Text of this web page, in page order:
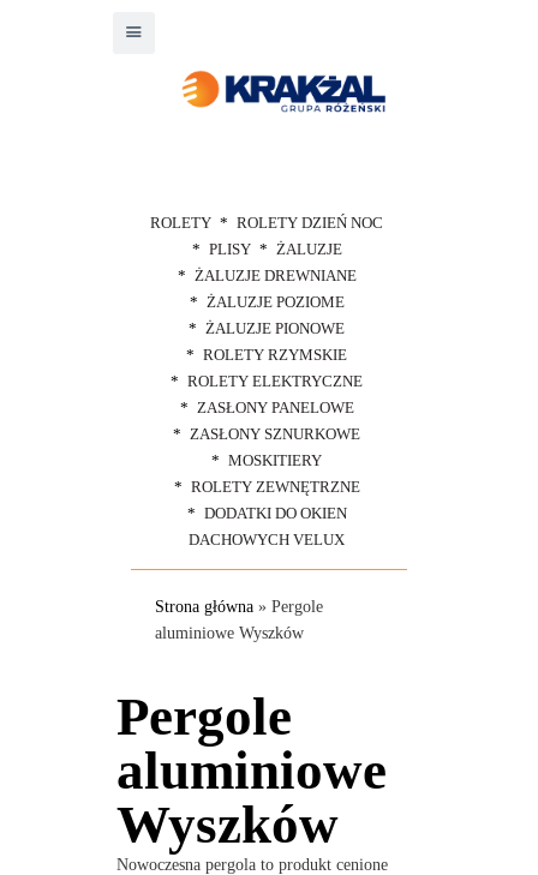
ROLETY
ROLETY DZIEŃ NOC
PLISY
ŻALUZJE
ŻALUZJE DREWNIANE
ŻALUZJE POZIOME
ŻALUZJE PIONOWE
ROLETY RZYMSKIE
ROLETY ELEKTRYCZNE
ZASŁONY PANELOWE
ZASŁONY SZNURKOWE
MOSKITIERY
ROLETY ZEWNĘTRZNE
DODATKI DO OKIEN
DACHOWYCH VELUX
Strona główna » Pergole
aluminiowe Wyszków
Pergole
aluminiowe
Wyszków
Nowoczesna pergola to produkt cenione